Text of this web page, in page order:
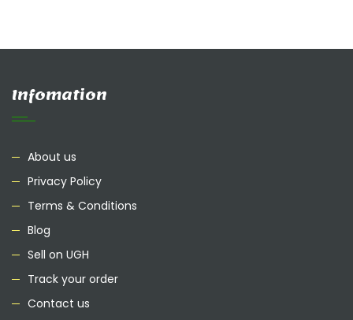
Infomation
About us
Privacy Policy
Terms & Conditions
Blog
Sell on UGH
Track your order
Contact us